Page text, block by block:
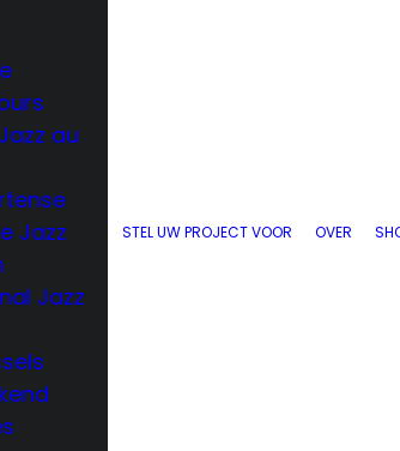
au
Jazz
Jazz
STEL UW PROJECT VOOR OVER